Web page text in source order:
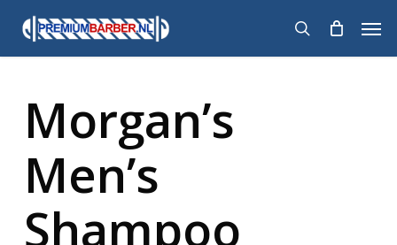
main
search
Morgan’s
Men’s
Shampoo